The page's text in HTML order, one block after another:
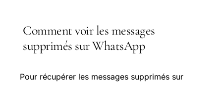
Comment voir les messages
supprimés sur WhatsApp
Pour récupérer les messages supprimés sur